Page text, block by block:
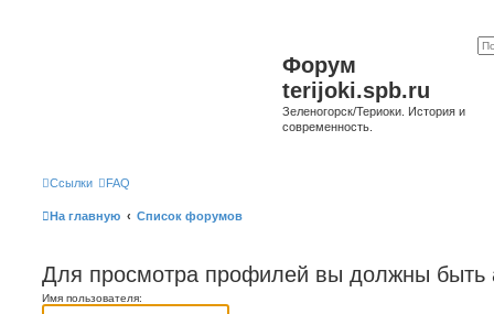
Форум
terijoki.spb.ru
Зеленогорск/Териоки. История и
современность.
Ссылки FAQ
На главную Список форумов
Для просмотра профилей вы должны быть
Имя пользователя: